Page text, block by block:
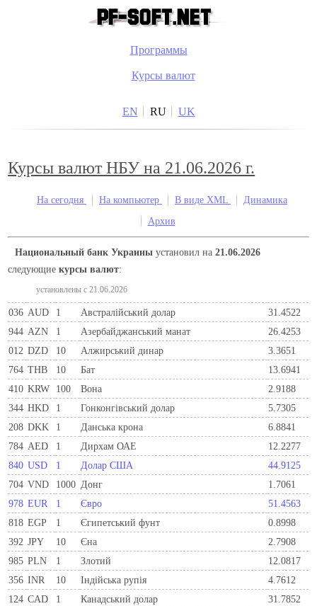
Программы
Курсы валют
EN RU UK
Курсы валют НБУ на 21.06.2026 г.
На сегодня На компьютер В виде XML
Динамика
Архив
Национальный банк Украины установил на21.06.2026
следующиекурсы валют:
установлены c 21.06.2026
036 AUD 1 Австралійський долар
31.4522
944 AZN 1 Азербайджанський манат
26.4253
012 DZD 10 Алжирський динар
3.3651
764 THB 10 Бат
13.6941
410 KRW 100 Вона
2.9188
344 HKD 1 Гонконгівський долар
5.7305
208 DKK 1 Данська крона
6.8841
784 AED 1 Дирхам ОАЕ
12.2277
840 USD 1 Долар США
44.9125
704 VND 1000 Донг
1.7061
978 EUR 1 Євро
51.4563
818 EGP 1 Єгипетський фунт
0.8998
392 JPY 10 Єна
2.7908
985 PLN 1 Злотий
12.0817
356 INR 10 Індійська рупія
4.7612
124 CAD 1 Канадський долар
31.7852